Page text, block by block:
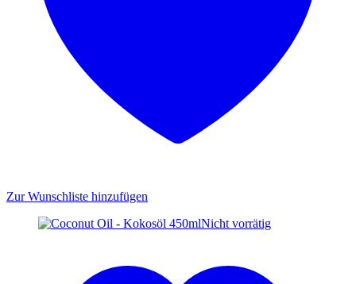
Zur Wunschliste hinzufügen
Nicht vorrätig